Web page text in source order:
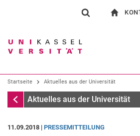
Suchen (öffnet
Kontakt für Presse
Startseite Aktuelles aus der Universität
Startseite
Aktuelles aus der Universität
11.09.2018 | PRESSEMITTEILUNG